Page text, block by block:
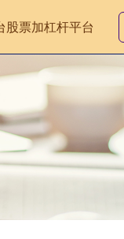
股票加杠杆平台